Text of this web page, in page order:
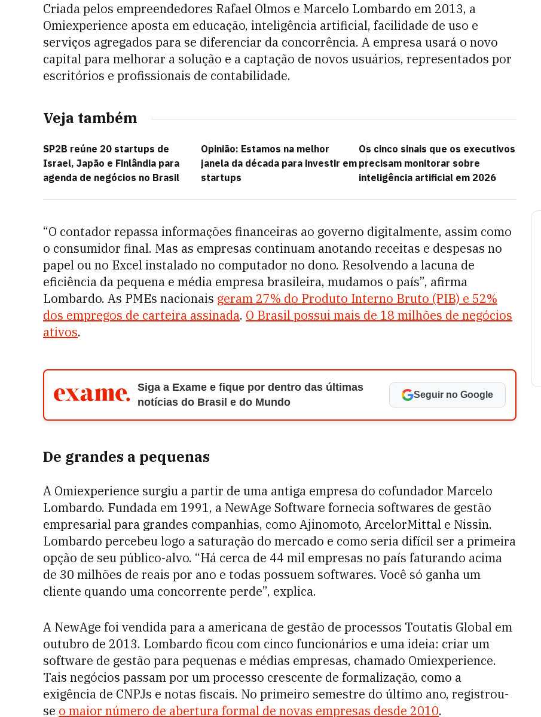
Criada pelos empreendedores Rafael Olmos e Marcelo Lombardo em 2013, a
Omiexperience aposta em educação, inteligência artificial, facilidade de uso e
serviços agregados para se diferenciar da concorrência. A empresa usará o novo
capital para melhorar a solução e a captação de novos usuários, representados por
escritórios e profissionais de contabilidade.
Veja também
SP2B reúne 20 startups de
Israel, Japão e Finlândia para
agenda de negócios no Brasil
Opinião: Estamos na melhor
janela da década para investir em
startups
Os cinco sinais que os executivos
precisam monitorar sobre
inteligência artificial em 2026
“O contador repassa informações financeiras ao governo digitalmente, assim como
o consumidor final. Mas as empresas continuam anotando receitas e despesas no
papel ou no Excel instalado no computador no dono. Resolvendo a lacuna de
eficiência da pequena e média empresa brasileira, mudamos o país”, afirma
Lombardo. As PMEs nacionais geram 27% do Produto Interno Bruto (PIB) e 52%
dos empregos de carteira assinada. O Brasil possui mais de 18 milhões de negócios
ativos.
Siga a Exame e fique por dentro das últimas
notícias do Brasil e do Mundo
Seguir no Google
De grandes a pequenas
A Omiexperience surgiu a partir de uma antiga empresa do cofundador Marcelo
Lombardo. Fundada em 1991, a NewAge Software fornecia softwares de gestão
empresarial para grandes companhias, como Ajinomoto, ArcelorMittal e Nissin.
Lombardo percebeu logo a saturação do mercado e como seria difícil ser a primeira
opção de seu público-alvo. “Há cerca de 44 mil empresas no país faturando acima
de 30 milhões de reais por ano e todas possuem softwares. Você só ganha um
cliente quando uma concorrente perde”, explica.
A NewAge foi vendida para a americana de gestão de processos Toutatis Global em
outubro de 2013. Lombardo ficou com cinco funcionários e uma ideia: criar um
software de gestão para pequenas e médias empresas, chamado Omiexperience.
Tais negócios passam por um processo crescente de formalização, como a
exigência de CNPJs e notas fiscais. No primeiro semestre do último ano, registrou-
se o maior número de abertura formal de novas empresas desde 2010.